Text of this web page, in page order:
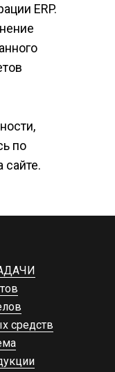
ERP.
по
сайте.
средств